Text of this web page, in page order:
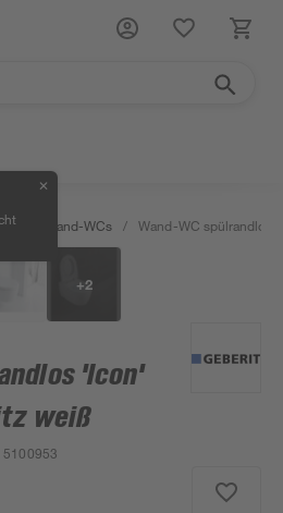
✕
Wand-WCs / Wand-WC spülrandlos
+2
'Icon'
weiß
5100953